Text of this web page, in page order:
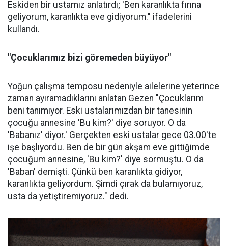
Eskiden bir ustamız anlatırdı; 'Ben karanlıkta fırına
geliyorum, karanlıkta eve gidiyorum." ifadelerini
kullandı.
"Çocuklarımız bizi göremeden büyüyor"
Yoğun çalışma temposu nedeniyle ailelerine yeterince
zaman ayıramadıklarını anlatan Gezen "Çocuklarım
beni tanımıyor. Eski ustalarımızdan bir tanesinin
çocuğu annesine 'Bu kim?' diye soruyor. O da
'Babanız' diyor.' Gerçekten eski ustalar gece 03.00'te
işe başlıyordu. Ben de bir gün akşam eve gittiğimde
çocuğum annesine, 'Bu kim?' diye sormuştu. O da
'Baban' demişti. Çünkü ben karanlıkta gidiyor,
karanlıkta geliyordum. Şimdi çırak da bulamıyoruz,
usta da yetiştiremiyoruz." dedi.